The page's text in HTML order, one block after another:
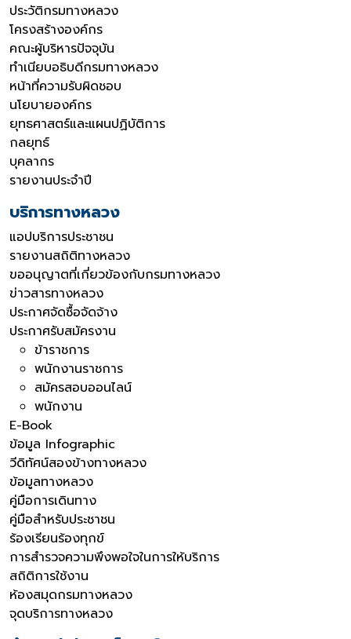
ประวัติกรมทางหลวง
โครงสร้างองค์กร
คณะผู้บริหารปัจจุบัน
ทำเนียบอธิบดีกรมทางหลวง
หน้าที่ความรับผิดชอบ
นโยบายองค์กร
ยุทธศาสตร์และแผนปฏิบัติการ
กลยุทธ์
บุคลากร
รายงานประจำปี
บริการทางหลวง
แอปบริการประชาชน
รายงานสถิติทางหลวง
ขออนุญาตที่เกี่ยวข้องกับกรมทางหลวง
ข่าวสารทางหลวง
ประกาศจัดซื้อจัดจ้าง
ประกาศรับสมัครงาน
ข้าราชการ
พนักงานราชการ
สมัครสอบออนไลน์
พนักงาน
E-Book
ข้อมูล Infographic
วีดิทัศน์สองข้างทางหลวง
ข้อมูลทางหลวง
คู่มือการเดินทาง
คู่มือสำหรับประชาชน
ร้องเรียนร้องทุกข์
การสำรวจความพึงพอใจในการให้บริการ
สถิติการใช้งาน
ห้องสมุดกรมทางหลวง
จุดบริการทางหลวง